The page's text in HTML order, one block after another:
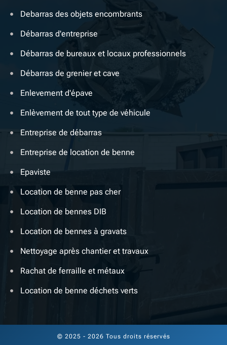
Debarras des objets encombrants
Débarras d'entreprise
Débarras de bureaux et locaux professionnels
Débarras de grenier et cave
Enlevement d'épave
Enlèvement de tout type de véhicule
Entreprise de débarras
Entreprise de location de benne
Epaviste
Location de benne pas cher
Location de bennes DIB
Location de bennes à gravats
Nettoyage après chantier et travaux
Rachat de ferraille et métaux
Location de benne déchets verts
© 2025 - 2026 Tous droits réservés